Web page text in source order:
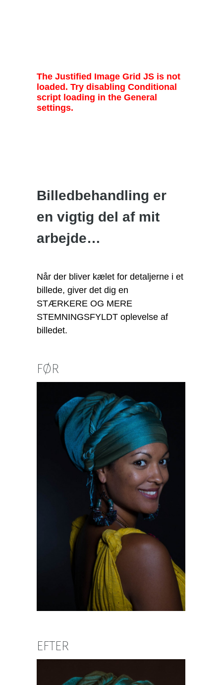
The Justified Image Grid JS is not
loaded. Try disabling Conditional
script loading in the General
settings.
Billedbehandling er
en vigtig del af mit
arbejde…
Når der bliver kælet for detaljerne i et
billede, giver det dig en
STÆRKERE OG MERE
STEMNINGSFYLDT oplevelse af
billedet.
FØR
EFTER